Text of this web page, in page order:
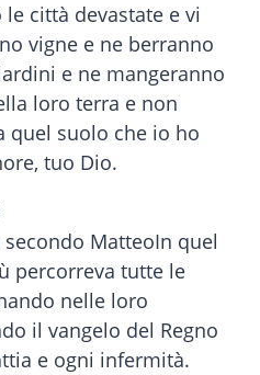
città devastate e vi
vigne e ne berranno
e ne mangeranno
loro terra e non
quel suolo che io ho
tuo Dio.
MatteoIn quel
percorreva tutte le
nelle loro
il vangelo del Regno
e ogni infermità.